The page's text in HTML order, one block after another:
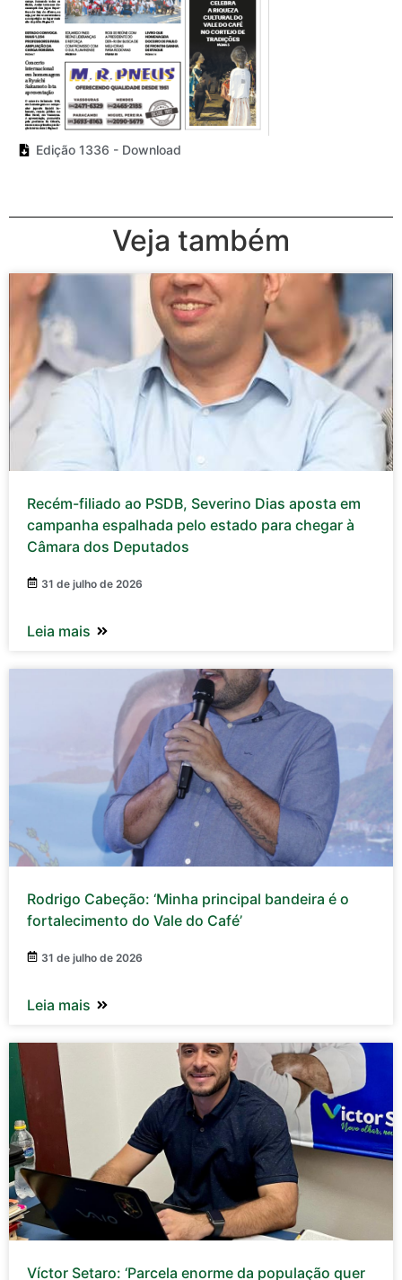
Edição 1336 - Download
Veja também
Recém-filiado ao PSDB, Severino Dias aposta em
campanha espalhada pelo estado para chegar à
Câmara dos Deputados
31 de julho de 2026
Leia mais
Rodrigo Cabeção: ‘Minha principal bandeira é o
fortalecimento do Vale do Café’
31 de julho de 2026
Leia mais
Víctor Setaro: ‘Parcela enorme da população quer